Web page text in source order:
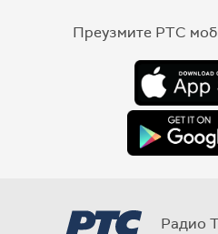
Преузмите РТС
Радио